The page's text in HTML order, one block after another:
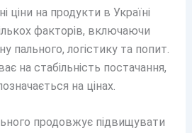
ціни на продукти в Україні
факторів, включаючи
пального, логістику та попит.
на стабільність постачання,
на цінах.
продовжує підвищувати